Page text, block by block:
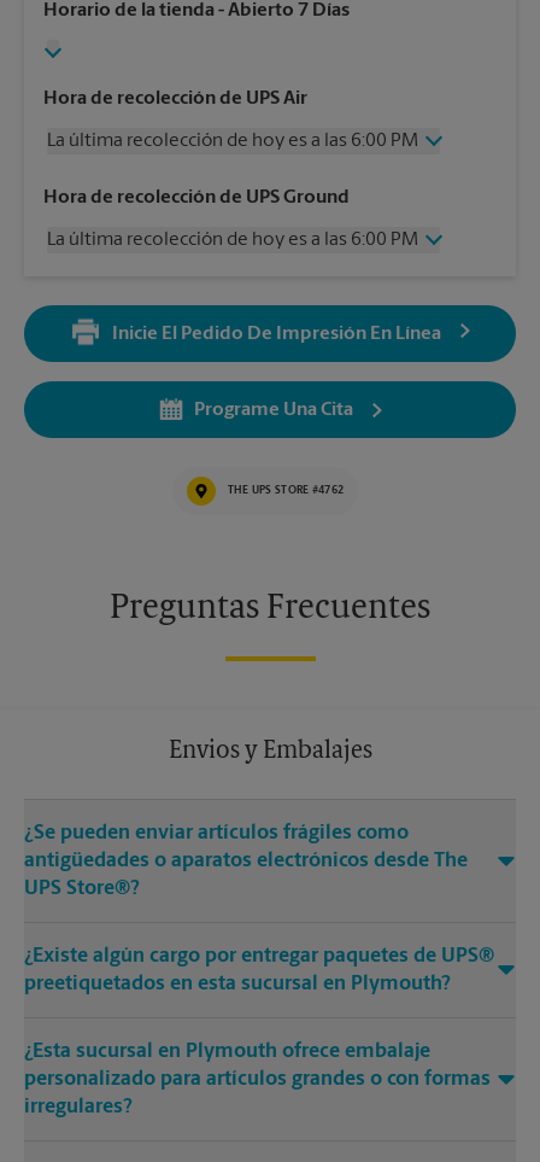
Horario de la tienda- Abierto 7 Días
Hora de recolección de UPS Air
La última recolección de hoy es a las 6:00 PM
Miércoles
6:00 PM
Viernes
6:00 PM
Lunes
6:00 PM
Martes
Hora de recolección de UPS Ground
La última recolección de hoy es a las 6:00 PM
Jueves
Viernes
6:00 PM
Sin Recolección
6:00 PM
Inicie El Pedido De Impresión En Línea
Programe Una Cita
THE UPS STORE #4762
Preguntas Frecuentes
Envios y Embalajes
¿Se pueden enviar artículos frágiles como
antigüedades o aparatos electrónicos desde The
UPS Store®?
¿Existe algún cargo por entregar paquetes de UPS®
preetiquetados en esta sucursal en Plymouth?
¿Esta sucursal en Plymouth ofrece embalaje
personalizado para artículos grandes o con formas
irregulares?